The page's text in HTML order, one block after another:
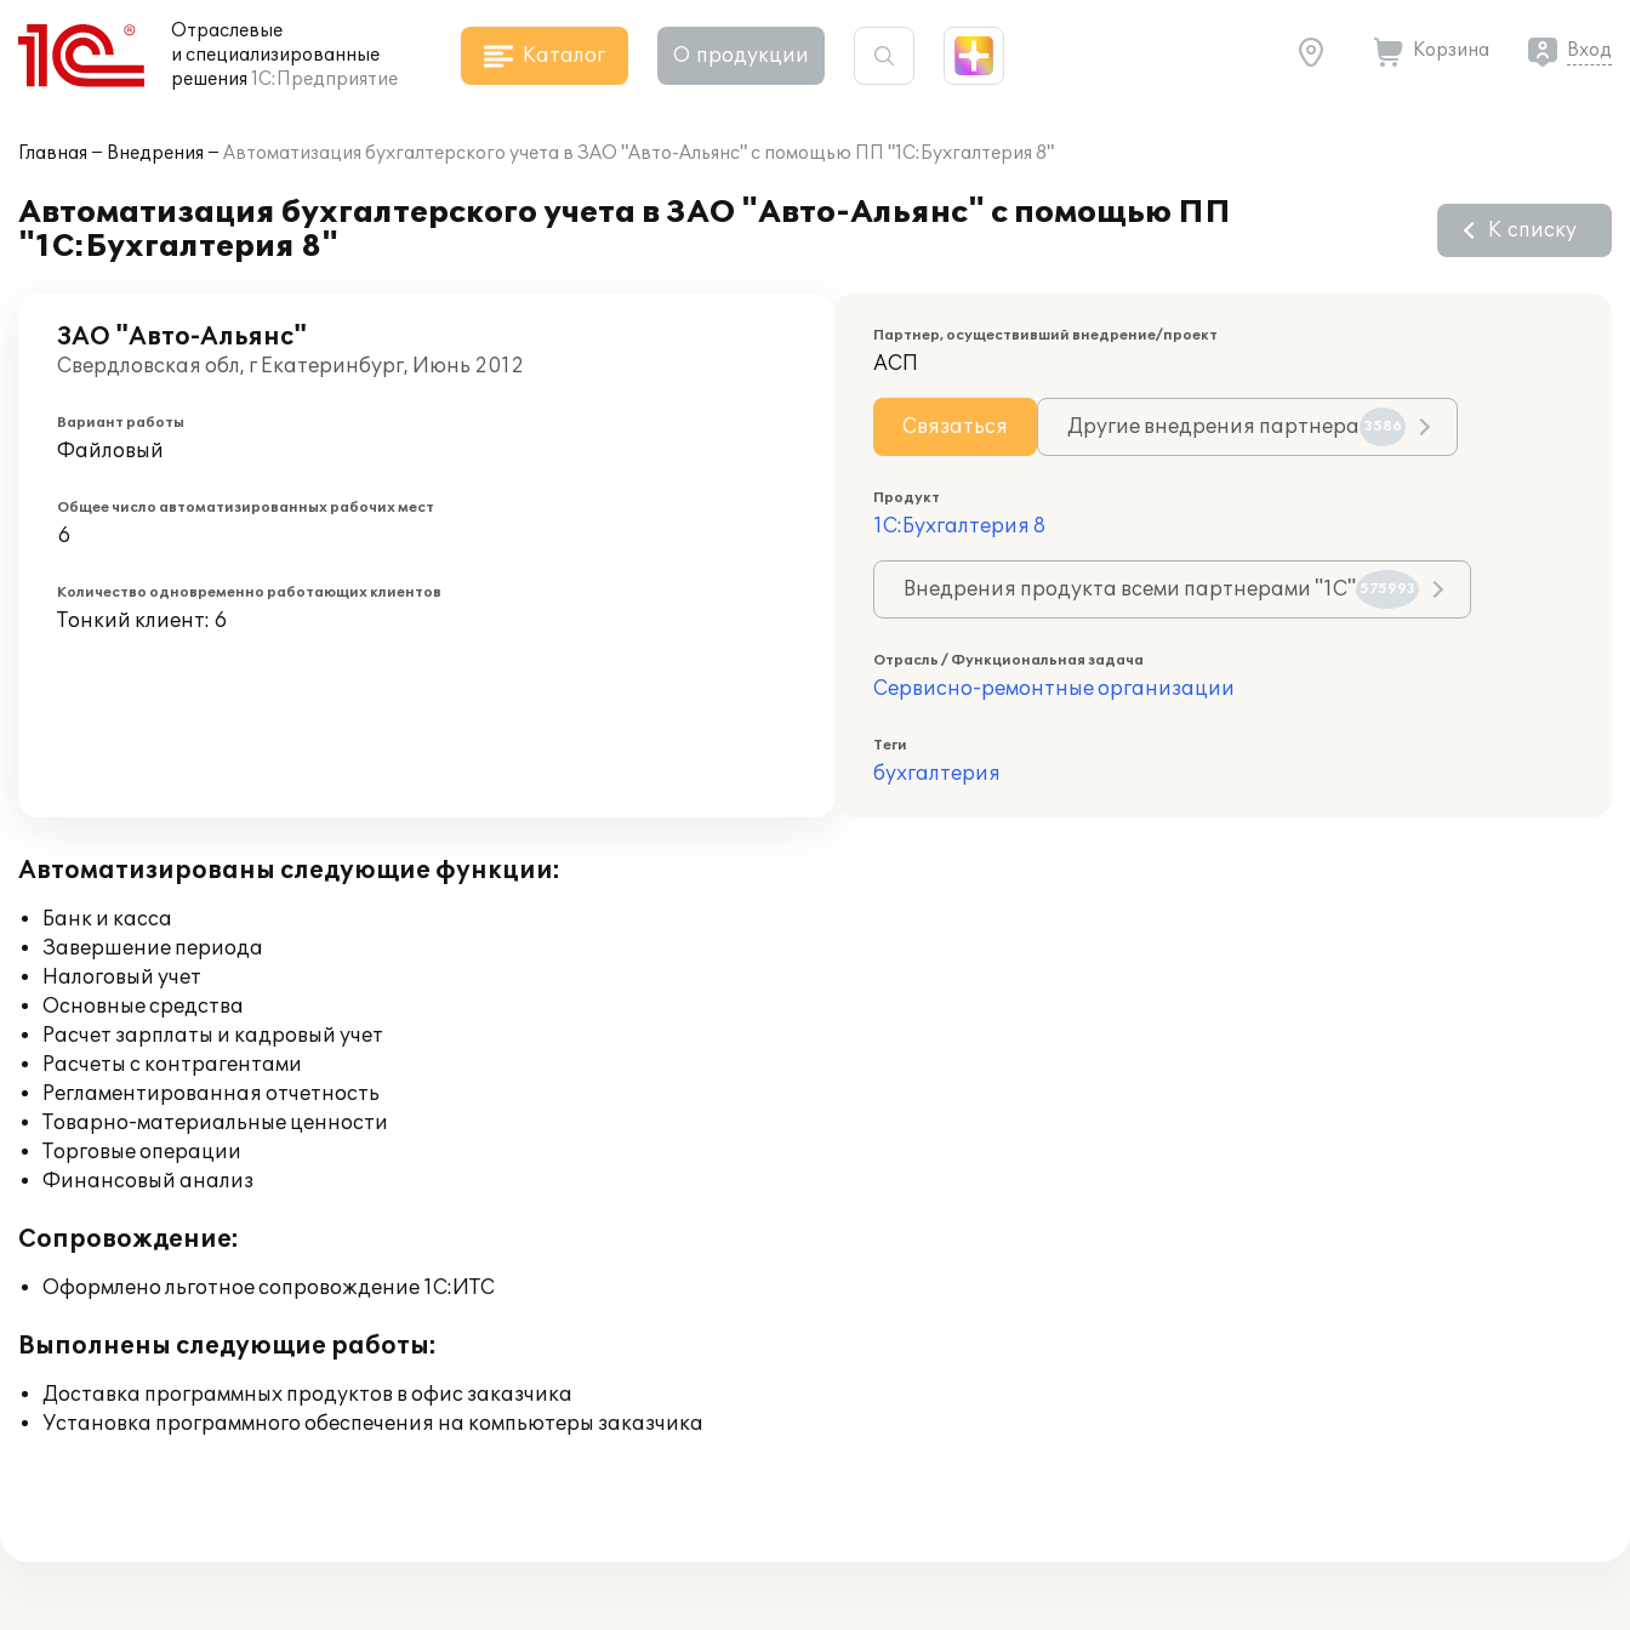
Отраслевые
и специализированные
решения 1С:Предприятие
Каталог О продукции Корзина Вход
Главная Внедрения Автоматизация бухгалтерского учета в ЗАО "Авто-Альянс" с помощью ПП "1С:Бухгалтерия 8"
Автоматизация бухгалтерского учета в ЗАО "Авто-Альянс" с помощью ПП
"1С:Бухгалтерия 8"
К списку
ЗАО "Авто-Альянс"
Свердловская обл, г Екатеринбург, Июнь 2012
Вариант работы
Файловый
Общее число автоматизированных рабочих мест
6
Количество одновременно работающих клиентов
Тонкий клиент: 6
Партнер, осуществивший внедрение/проект
АСП
Связаться Другие внедрения партнера 3586
Продукт
1С:Бухгалтерия 8
Внедрения продукта всеми партнерами "1С" 575993
Отрасль / Функциональная задача
Сервисно-ремонтные организации
Теги
бухгалтерия
Автоматизированы следующие функции:
Банк и касса
Завершение периода
Налоговый учет
Основные средства
Расчет зарплаты и кадровый учет
Расчеты с контрагентами
Регламентированная отчетность
Товарно-материальные ценности
Торговые операции
Финансовый анализ
Сопровождение:
Оформлено льготное сопровождение 1С:ИТС
Выполнены следующие работы:
Доставка программных продуктов в офис заказчика
Установка программного обеспечения на компьютеры заказчика